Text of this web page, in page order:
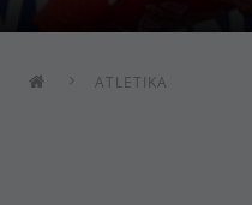
ATLETIKA